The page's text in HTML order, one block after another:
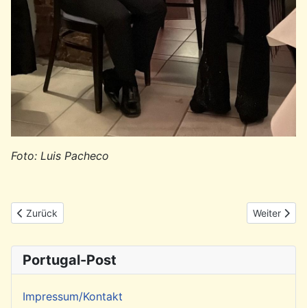
Foto: Luis Pacheco
Vorheriger Beitrag: Rückblick: PHG-Weihnachtsronda am 4.12.25
Zurück Nächster
Weiter
Portugal-Post
Impressum/Kontakt